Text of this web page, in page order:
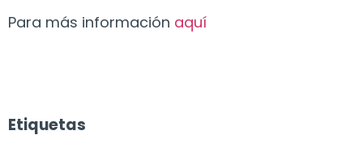
Para más información aquí
Etiquetas